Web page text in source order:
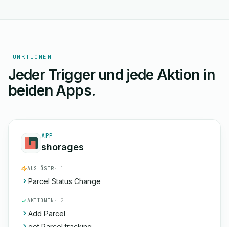
FUNKTIONEN
Jeder Trigger und jede Aktion in
beiden Apps.
APP
shorages
AUSLÖSER· 1
Parcel Status Change
AKTIONEN · 2
Add Parcel